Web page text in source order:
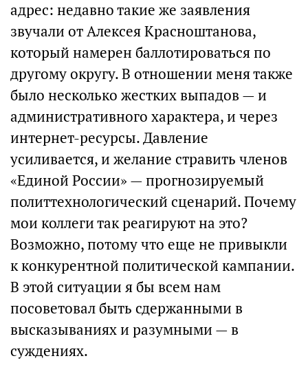
адрес: недавно такие же заявления
звучали от Алексея Красноштанова,
который намерен баллотироваться по
другому округу. В отношении меня также
было несколько жестких выпадов — и
административного характера, и через
интернет-ресурсы. Давление
усиливается, и желание стравить членов
«Единой России» — прогнозируемый
политтехнологический сценарий. Почему
мои коллеги так реагируют на это?
Возможно, потому что еще не привыкли
к конкурентной политической кампании.
В этой ситуации я бы всем нам
посоветовал быть сдержанными в
высказываниях и разумными — в
суждениях.